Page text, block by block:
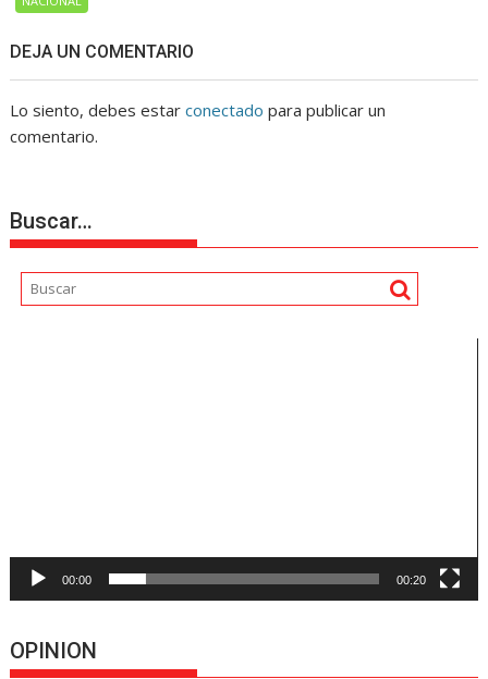
DEJA UN COMENTARIO
Lo siento, debes estarconectado para publicar un
comentario.
Buscar…
00:00 00:20
OPINION